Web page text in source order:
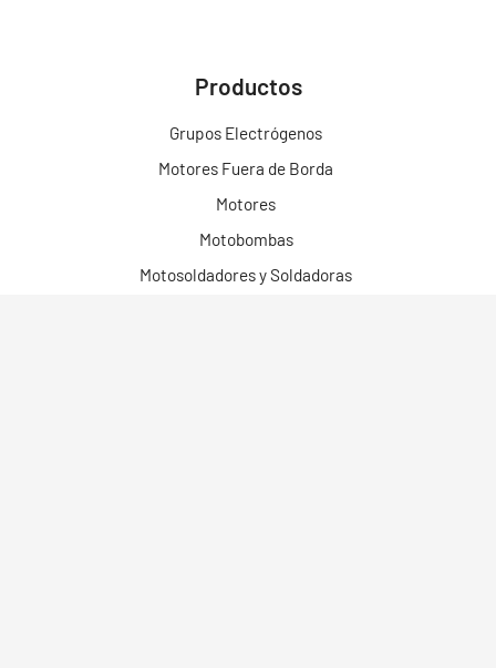
Productos
Grupos Electrógenos
Motores Fuera de Borda
Motores
Motobombas
Motosoldadores y Soldadoras